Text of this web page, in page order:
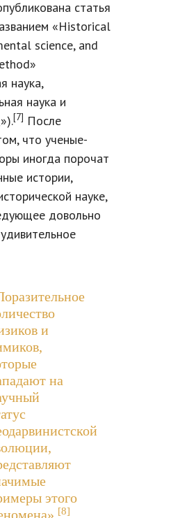
статья
«Historical
science, and
наука,
наука и
[7] После
что ученые-
иногда порочат
истории,
науке,
довольно
и
на
этого
[8]